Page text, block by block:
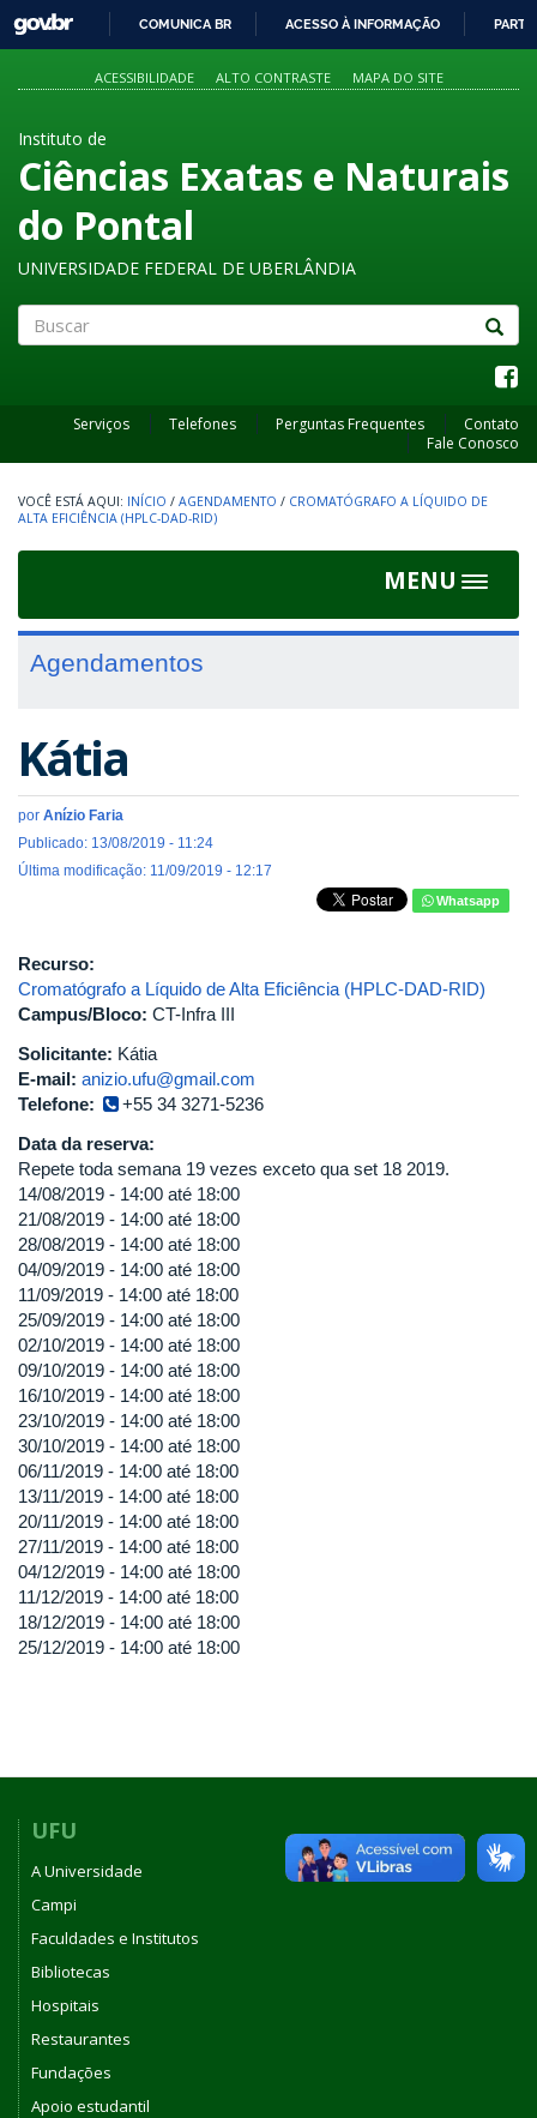
PARA
O
GOVBR
COMUNICA BR ACESSO À INFORMAÇÃO
ACESSIBILIDADE ALTO CONTRASTE MAPA DO SITE
Instituto de
Ciências Exatas e Naturais
do Pontal
UNIVERSIDADE FEDERAL DE UBERLÂNDIA
Serviços Telefones Perguntas Frequentes
Contato
Fale Conosco
INÍCIO / AGENDAMENTO / CROMATÓGRAFO A LÍQUIDO DE
ALTA EFICIÊNCIA (HPLC-DAD-RID)
MENU
Toggle
Agendamentos
Kátia
por Anízio Faria
Publicado: 13/08/2019 - 11:24
Última modificação: 11/09/2019 - 12:17
Whatsapp
Recurso:
Cromatógrafo a Líquido de Alta Eficiência (HPLC-DAD-RID)
Campus/Bloco: CT-Infra III
Solicitante: Kátia
E-mail: anizio.ufu@gmail.com
Telefone:
+55 34 3271-5236
Data da reserva:
Repete toda semana 19 vezes exceto qua set 18 2019.
14/08/2019 - 14:00 até 18:00
21/08/2019 - 14:00 até 18:00
28/08/2019 - 14:00 até 18:00
04/09/2019 - 14:00 até 18:00
11/09/2019 - 14:00 até 18:00
25/09/2019 - 14:00 até 18:00
02/10/2019 - 14:00 até 18:00
09/10/2019 - 14:00 até 18:00
16/10/2019 - 14:00 até 18:00
23/10/2019 - 14:00 até 18:00
30/10/2019 - 14:00 até 18:00
06/11/2019 - 14:00 até 18:00
13/11/2019 - 14:00 até 18:00
20/11/2019 - 14:00 até 18:00
27/11/2019 - 14:00 até 18:00
04/12/2019 - 14:00 até 18:00
11/12/2019 - 14:00 até 18:00
18/12/2019 - 14:00 até 18:00
25/12/2019 - 14:00 até 18:00
UFU
A Universidade
Campi
Faculdades e Institutos
Bibliotecas
Hospitais
Restaurantes
Fundações
Apoio estudantil